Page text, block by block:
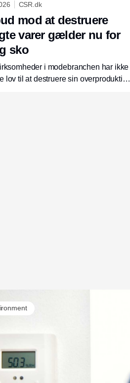
CSR.dk
mod at destruere
varer gælder nu for
sko
i modebranchen har ikke
lov til at destruere sin overproduktion.